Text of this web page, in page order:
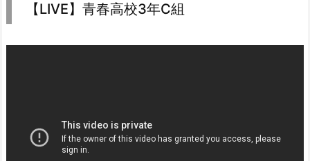
【LIVE】青春高校3年C組